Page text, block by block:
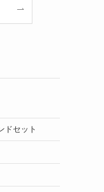
ドセット